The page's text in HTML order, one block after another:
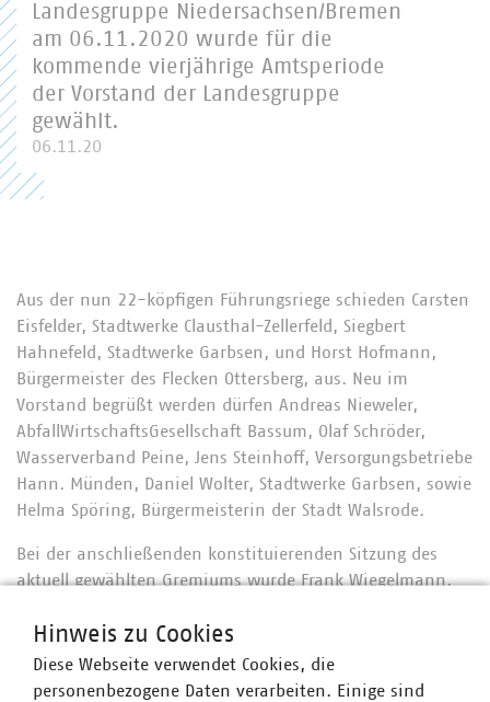
Landesgruppe Niedersachsen/Bremen
am 06.11.2020 wurde für die
kommende vierjährige Amtsperiode
der Vorstand der Landesgruppe
gewählt.
06.11.20
Aus der nun 22-köpfigen Führungsriege schieden Carsten
Eisfelder, Stadtwerke Clausthal-Zellerfeld, Siegbert
Hahnefeld, Stadtwerke Garbsen, und Horst Hofmann,
Bürgermeister des Flecken Ottersberg, aus. Neu im
Vorstand begrüßt werden dürfen Andreas Nieweler,
AbfallWirtschaftsGesellschaft Bassum, Olaf Schröder,
Wasserverband Peine, Jens Steinhoff, Versorgungsbetriebe
Hann. Münden, Daniel Wolter, Stadtwerke Garbsen, sowie
Helma Spöring, Bürgermeisterin der Stadt Walsrode.
Bei der anschließenden konstituierenden Sitzung des
aktuell gewählten Gremiums wurde Frank Wiegelmann,
Landesgruppenvorsitzender für weitere vier Jahre in
seinem Amt bestätigt. Auch Dr. Sabine Michalek,
Bürgermeisterin der Stadt Einbeck, und Karsten Specht,
Hinweis zu Cookies
Diese Webseite verwendet Cookies, die
personenbezogene Daten verarbeiten. Einige sind